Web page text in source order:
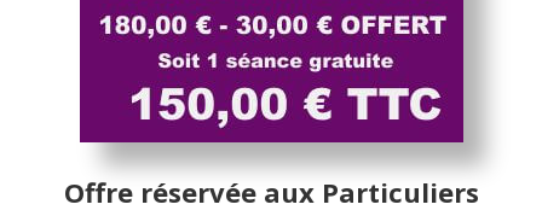
Offre réservée aux Particuliers